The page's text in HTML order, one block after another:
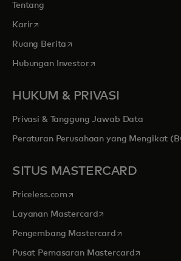
Tentang
Kariropens in a new tab
Ruang Berita opens in a new tab
Hubungan Investoropens in a new tab
HUKUM & PRIVASI
Privasi & Tanggung Jawab Data
Peraturan Perusahaan yang Mengikat
SITUS MASTERCARD
Priceless.com opens in a new tab
Layanan Mastercardopens in a new tab
Pengembang Mastercard opens in a new
Pusat Pemasaran Mastercardopens in a